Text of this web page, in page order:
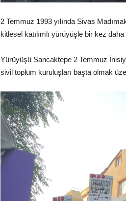
2 Temmuz 1993 yılında Sivas
kitlesel katılımlı yürüyüşle bir kez daha
Yürüyüşü Sancaktepe 2 Temmuz
sivil toplum kuruluşları başta olmak